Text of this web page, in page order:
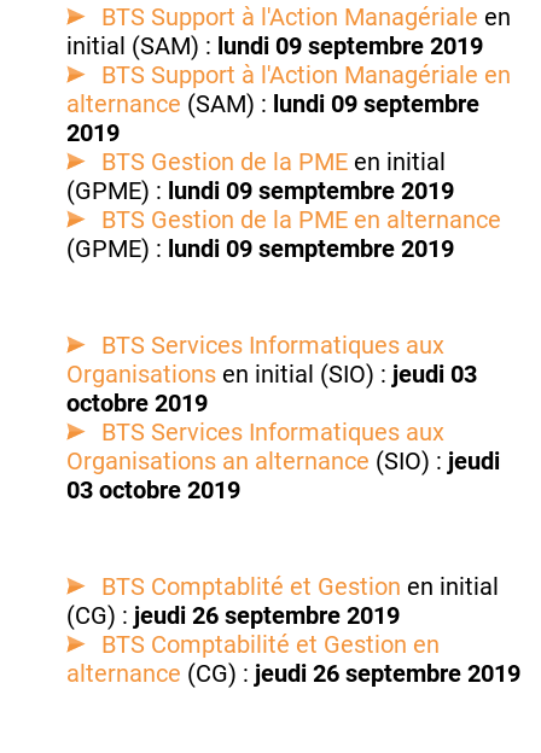
BTS Support à l'Action Managériale en
initial (SAM) : lundi 09 septembre 2019
BTS Support à l'Action Managériale en
alternance (SAM) : lundi 09 septembre
2019
BTS Gestion de la PME en initial
(GPME) : lundi 09 semptembre 2019
BTS Gestion de la PME en alternance
(GPME) : lundi 09 semptembre 2019
BTS Services Informatiques aux
Organisations en initial (SIO) : jeudi 03
octobre 2019
BTS Services Informatiques aux
Organisations an alternance (SIO) : jeudi
03 octobre 2019
BTS Comptablité et Gestion en initial
(CG) : jeudi 26 septembre 2019
BTS Comptabilité et Gestion en
alternance (CG) : jeudi 26 septembre 2019